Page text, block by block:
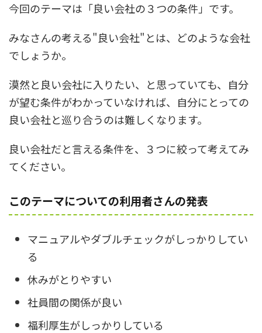
今回のテーマは「良い会社の３つの条件」です。
みなさんの考える"良い会社"とは、どのような会社
でしょうか。
漠然と良い会社に入りたい、と思っていても、自分
が望む条件がわかっていなければ、自分にとっての
良い会社と巡り合うのは難しくなります。
良い会社だと言える条件を、３つに絞って考えてみ
てください。
このテーマについての利用者さんの発表
マニュアルやダブルチェックがしっかりしてい
る
休みがとりやすい
社員間の関係が良い
福利厚生がしっかりしている